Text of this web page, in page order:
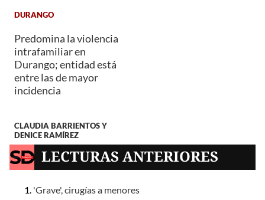
DURANGO
Predomina la violencia
intrafamiliar en
Durango; entidad está
entre las de mayor
incidencia
CLAUDIA BARRIENTOS Y
DENICE RAMÍREZ
LECTURAS ANTERIORES
'Grave', cirugías a menores